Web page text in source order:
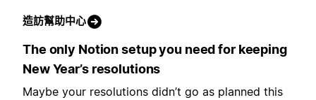
造訪幫助中心
The only Notion setup you need for keeping
New Year’s resolutions
Maybe your resolutions didn’t go as planned this